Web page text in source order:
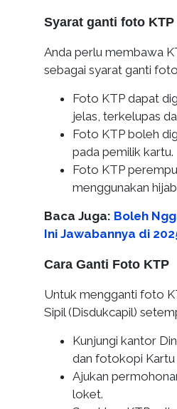
Syarat ganti foto KTP
Anda perlu membawa
sebagai syarat ganti
Foto KTP dapat
jelas, terkelupas
Foto KTP boleh
pada pemilik kartu.
Foto KTP
menggunakan
Baca Juga: Boleh
Ini Jawabannya di
Cara Ganti Foto KTP
Untuk mengganti foto
Sipil (Disdukcapil)
Kunjungi kantor
dan fotokopi Kartu
Ajukan
loket.